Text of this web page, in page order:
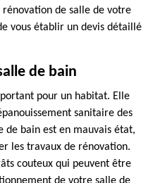
de salle de votre
vous établir un devis détaillé
de bain
pour un habitat. Elle
sanitaire des
de bain est en mauvais état,
les travaux de rénovation.
couteux qui peuvent être